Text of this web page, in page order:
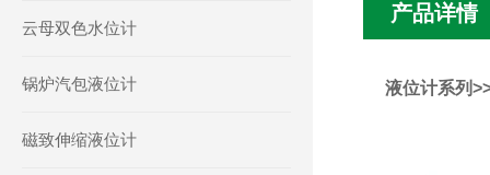
云母双色水位计
锅炉汽包液位计
磁致伸缩液位计
产品详情
液位计系列